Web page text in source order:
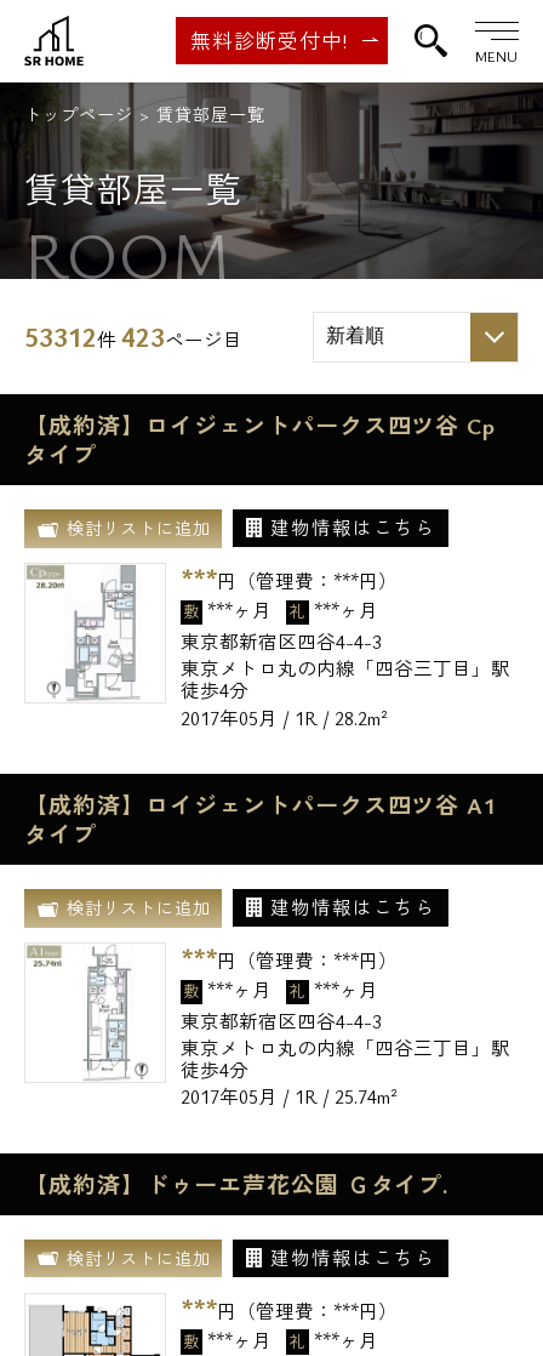
無料診断受付中!
MENU
トップページ 賃貸部屋一覧
賃貸部屋一覧
ROOM
53312件423ページ目
【成約済】ロイジェントパークス四ツ谷 Cp
タイプ
検討リストに追加 建物情報はこちら
***円（管理費： ***円）
敷 ***ヶ月 礼 ***ヶ月
東京都新宿区四谷4-4-3
東京メトロ丸の内線「四谷三丁目」駅
徒歩4分
2017年05月 / 1R / 28.2m²
【成約済】ロイジェントパークス四ツ谷 A1
タイプ
検討リストに追加 建物情報はこちら
***円（管理費： ***円）
敷 ***ヶ月 礼 ***ヶ月
東京都新宿区四谷4-4-3
東京メトロ丸の内線「四谷三丁目」駅
徒歩4分
2017年05月 / 1R / 25.74m²
【成約済】ドゥーエ芦花公園 Ｇタイプ.
検討リストに追加 建物情報はこちら
***円（管理費： ***円）
敷 ***ヶ月 礼 ***ヶ月